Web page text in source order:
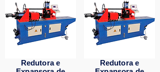
Redutora e
Redutora e